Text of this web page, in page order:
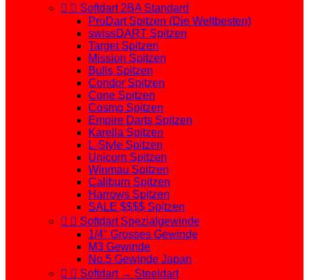
  Softdart 2BA Standard
ProDart Spitzen (Die Weltbesten)
swissDART Spitzen
Target Spitzen
Mission Spitzen
Bulls Spitzen
Condor Spitzen
Cone Spitzen
Cosmo Spitzen
Empire Darts Spitzen
Karella Spitzen
L-Style Spitzen
Unicorn Spitzen
Winmau Spitzen
Caliburn Spitzen
Harrows Spitzen
SALE $$$$ Spitzen
  Softdart Spezialgewinde
1/4" Grosses Gewinde
M3 Gewinde
No.5 Gewinde Japan
  Softdart → Steeldart